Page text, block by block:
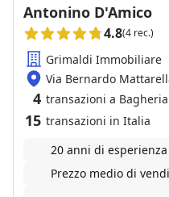
Antonino D'Amico
4.8(4 rec.)
Grimaldi Immobiliare
Via Bernardo
4 transazioni a Bagheria
15 transazioni in Italia
20 anni di esperienza
Prezzo medio di